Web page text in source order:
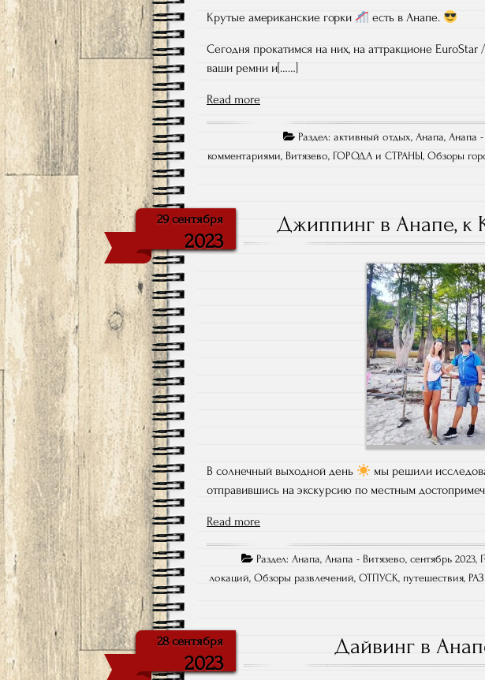
Крутые американские горки есть в Анапе.
Сегодня прокатимся на них, на аттракционе EuroStar
ваши ремни и[……]
Read more
Раздел:активный отдых,Анапа,Анапа -
комментариями, Витязево, ГОРОДА и СТРАНЫ,Обзоры
29 сентября
2023
Джиппинг в Анапе, к
В солнечный выходной день
мы решили
отправившись на экскурсию по местным
Read more
Раздел:Анапа,Анапа - Витязево, сентябрь 2023,
локаций,Обзоры развлечений,ОТПУСК, путешествия,
28 сентября
2023
Дайвинг в